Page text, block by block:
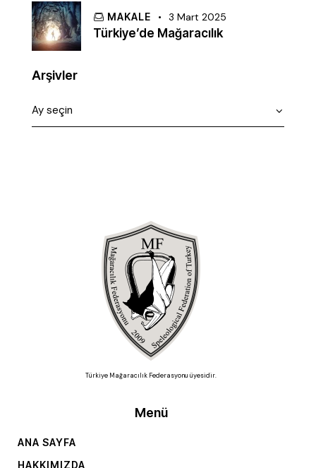
MAKALE 3 Mart 2025
Türkiye’de Mağaracılık
Arşivler
Türkiye Mağaracılık Federasyonu üyesidir.
Menü
ANA SAYFA
HAKKIMIZDA